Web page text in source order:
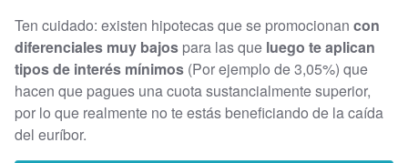
Ten cuidado: existen hipotecas que se promocionan con
diferenciales muy bajos para las que luego te aplican
tipos de interés mínimos (Por ejemplo de 3,05%) que
hacen que pagues una cuota sustancialmente superior,
por lo que realmente no te estás beneficiando de la caída
del euríbor.